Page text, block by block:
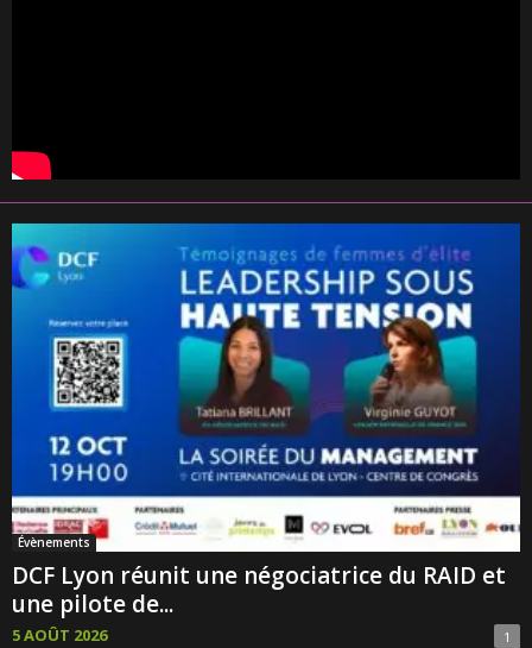
Évènements
DCF Lyon réunit une négociatrice du RAID et
une pilote de...
5 AOÛT 2026 1